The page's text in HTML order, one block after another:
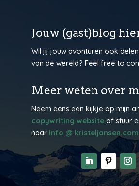
Jouw (gast)blog
Wil jij jouw avonturen ook
van de wereld? Feel free to
Meer weten over
Neem eens een kijkje op mijn
copywriting websiteof stuur
naar info @ kristeljansen.com